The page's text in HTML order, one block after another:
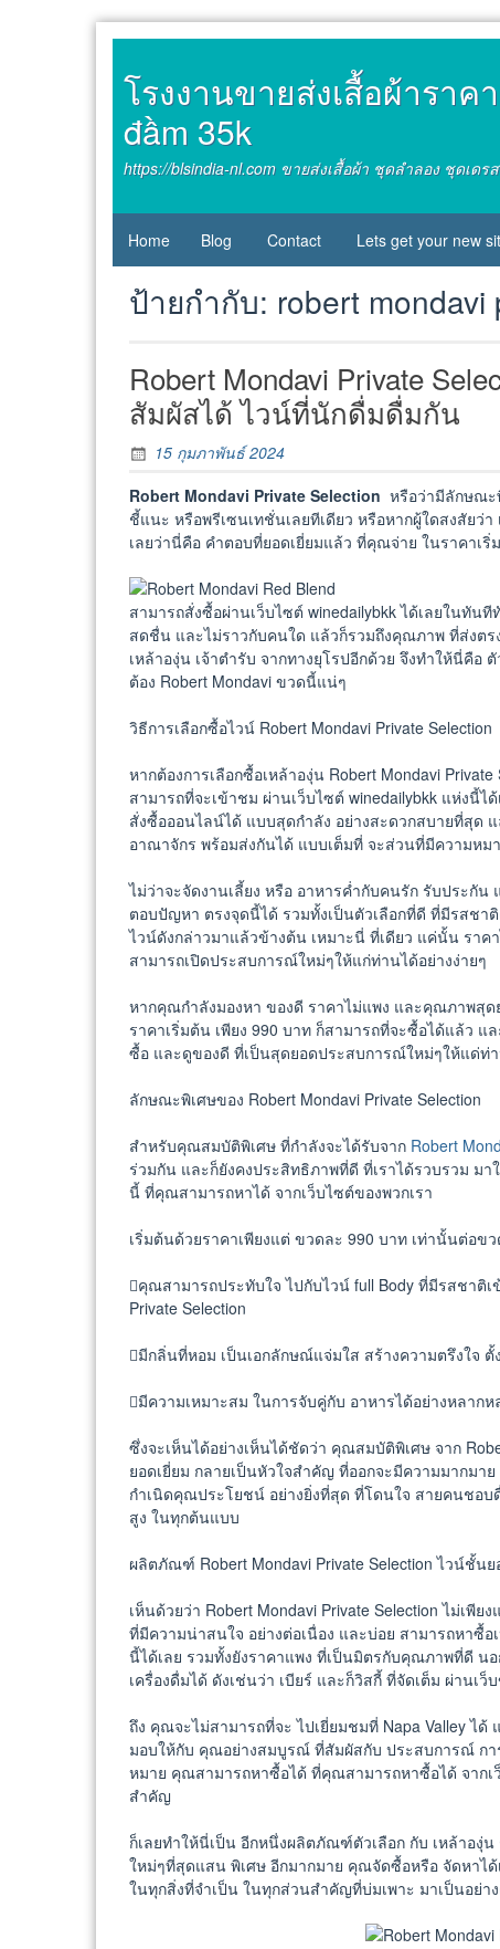
โรงงานขายส่งเสื้อผ้ารา
đầm 35k
https://blsindia-nl.com ขายส่งเสื้อผ้า ชุดลำลอง ชุดเด
Home Blog Contact Lets get your new
ป้ายกำกับ: robert mondavi
Robert Mondavi Private
สัมผัสได้ ไวน์ที่นักดื่มดื่มกัน
15 กุมภาพันธ์ 2024
Robert Mondavi Private Selection หรือว่ามีลักษณะ
ชี้แนะ หรือพรีเซนเทชั่นเลยทีเดียว หรือหากผู้ใดสงสัย
เลยว่านี่คือ คำตอบที่ยอดเยี่ยมแล้ว ที่คุณจ่าย ในราคาเ
สามารถสั่งซื้อผ่านเว็บไซต์ winedailybkk ได้เลยในทั
สดชื่น และไม่ราวกับคนใด แล้วก็รวมถึงคุณภาพ ที่ส่งตร
เหล้าองุ่น เจ้าตำรับ จากทางยุโรปอีกด้วย จึงทำให้นี่คือ
ต้อง Robert Mondavi ขวดนี้แน่ๆ
วิธีการเลือกซื้อไวน์ Robert Mondavi Private Selection
หากต้องการเลือกซื้อเหล้าองุ่น Robert Mondavi
สามารถที่จะเข้าชม ผ่านเว็บไซต์ winedailybkk แห่งนี้ไ
สั่งซื้อออนไลน์ได้ แบบสุดกำลัง อย่างสะดวกสบายที่สุ
อาณาจักร พร้อมส่งกันได้ แบบเต็มที่ จะส่วนที่มีความหม
ไม่ว่าจะจัดงานเลี้ยง หรือ อาหารค่ำกับคนรัก รับประกัน
ตอบปัญหา ตรงจุดนี้ได้ รวมทั้งเป็นตัวเลือกที่ดี ที่มีรสชา
ไวน์ดังกล่าวมาแล้วข้างต้น เหมาะนี่ ที่เดียว แค่นั้น รา
สามารถเปิดประสบการณ์ใหม่ๆให้แก่ท่านได้อย่างง่ายๆ
หากคุณกำลังมองหา ของดี ราคาไม่แพง และคุณภาพสุ
ราคาเริ่มต้น เพียง 990 บาท ก็สามารถที่จะซื้อได้แล้ว
ซื้อ และดูของดี ที่เป็นสุดยอดประสบการณ์ใหม่ๆให้แด่ท่า
ลักษณะพิเศษของ Robert Mondavi Private Selection
สำหรับคุณสมบัติพิเศษ ที่กำลังจะได้รับจาก Robert
ร่วมกัน และก็ยังคงประสิทธิภาพที่ดี ที่เราได้รวบรวม
นี้ ที่คุณสามารถหาได้ จากเว็บไซต์ของพวกเรา
เริ่มต้นด้วยราคาเพียงแต่ ขวดละ 990 บาท เท่านั้นต่อข
คุณสามารถประทับใจ ไปกับไวน์ full Body ที่มีรสชาติ
Private Selection
มีกลิ่นที่หอม เป็นเอกลักษณ์แจ่มใส สร้างความตรึงใจ
มีความเหมาะสม ในการจับคู่กับ อาหารได้อย่างหลา
ซึ่งจะเห็นได้อย่างเห็นได้ชัดว่า คุณสมบัติพิเศษ จาก
ยอดเยี่ยม กลายเป็นหัวใจสำคัญ ที่ออกจะมีความมากมา
กำเนิดคุณประโยชน์ อย่างยิ่งที่สุด ที่โดนใจ สายคนชอบ
สูง ในทุกต้นแบบ
ผลิตภัณฑ์ Robert Mondavi Private Selection ไวน์ชั้นย
เห็นด้วยว่า Robert Mondavi Private Selection ไม่เพี
ที่มีความน่าสนใจ อย่างต่อเนื่อง และบ่อย สามารถหาซื้
นี้ได้เลย รวมทั้งยังราคาแพง ที่เป็นมิตรกับคุณภาพที่ดี
เครื่องดื่มได้ ดังเช่นว่า เบียร์ และก็วิสกี้ ที่จัดเต็ม ผ่านเ
ถึง คุณจะไม่สามารถที่จะ ไปเยี่ยมชมที่ Napa Valley ไ
มอบให้กับ คุณอย่างสมบูรณ์ ที่สัมผัสกับ ประสบการณ์ กา
หมาย คุณสามารถหาซื้อได้ ที่คุณสามารถหาซื้อได้ จากเ
สำคัญ
ก็เลยทำให้นี่เป็น อีกหนึ่งผลิตภัณฑ์ตัวเลือก กับ เหล้าอ
ใหม่ๆที่สุดแสน พิเศษ อีกมากมาย คุณจัดซื้อหรือ จัดหาไ
ในทุกสิ่งที่จำเป็น ในทุกส่วนสำคัญที่บ่มเพาะ มาเป็นอย่า